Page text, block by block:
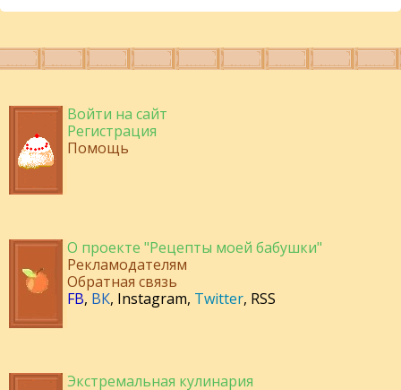
Войти на сайт
Регистрация
Помощь
О проекте "Рецепты моей бабушки"
Рекламодателям
Обратная связь
FB, ВК, Instagram, Twitter, RSS
Экстремальная кулинария